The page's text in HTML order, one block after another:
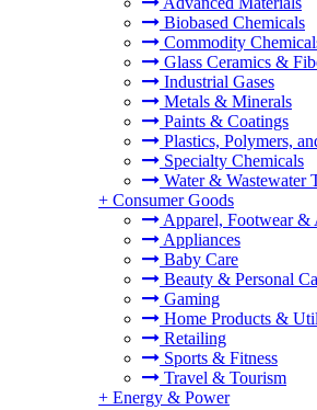
Biobased Chemicals
Commodity
Glass Ceramics &
Industrial Gases
Metals & Minerals
Paints & Coatings
Plastics, Polymers,
Specialty Chemicals
Water & Wastewater
+ Consumer Goods
Apparel, Footwear &
Appliances
Baby Care
Beauty & Personal
Gaming
Home Products &
Retailing
Sports & Fitness
Travel & Tourism
+ Energy & Power